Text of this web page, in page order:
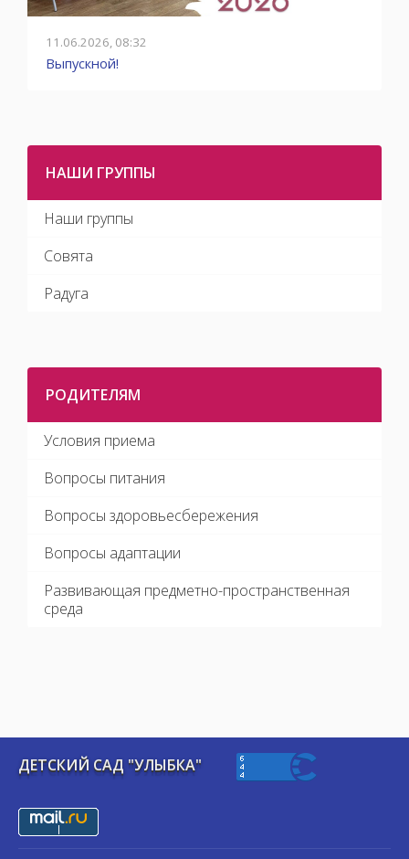
11.06.2026, 08:32
Выпускной!
НАШИ ГРУППЫ
Наши группы
Совята
Радуга
РОДИТЕЛЯМ
Условия приема
Вопросы питания
Вопросы здоровьесбережения
Вопросы адаптации
Развивающая предметно-пространственная
среда
ДЕТСКИЙ САД "УЛЫБКА"